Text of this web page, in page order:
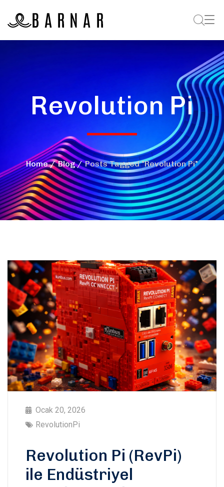
Revolution Pi
Home Blog Posts Tagged "Revolution Pi"
Ocak 20, 2026
RevolutionPi
Revolution Pi (RevPi)
ile Endüstriyel